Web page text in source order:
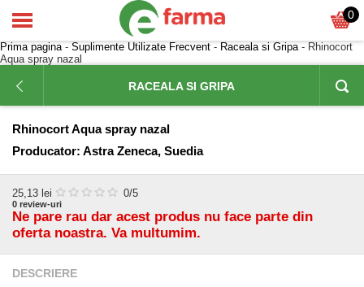
0
Prima pagina- Suplimente Utilizate Frecvent - Raceala si Gripa- Rhinocort
Aqua spray nazal
RACEALA SI GRIPA
Rhinocort Aqua spray nazal
Producator: Astra Zeneca, Suedia
25,13 lei 0/5
0 review-uri
Ne pare rau dar acest produs nu face parte din
oferta noastra. Va multumim.
DESCRIERE